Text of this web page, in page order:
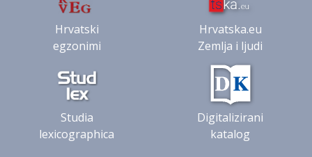
Hrvatski
egzonimi
Hrvatska.eu
Zemlja i ljudi
Studia
lexicographica
Digitalizirani
katalog